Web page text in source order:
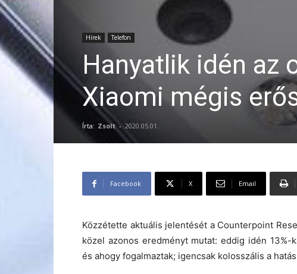
Hírek Telefon
Hanyatlik idén az
Xiaomi mégis
Írta: Zsolt - 2020.05.01.
Facebook X Email
Közzétette aktuális jelentését a Counterpoint
közel azonos eredményt mutat: eddig idén
és ahogy fogalmaztak; igencsak kolosszális a